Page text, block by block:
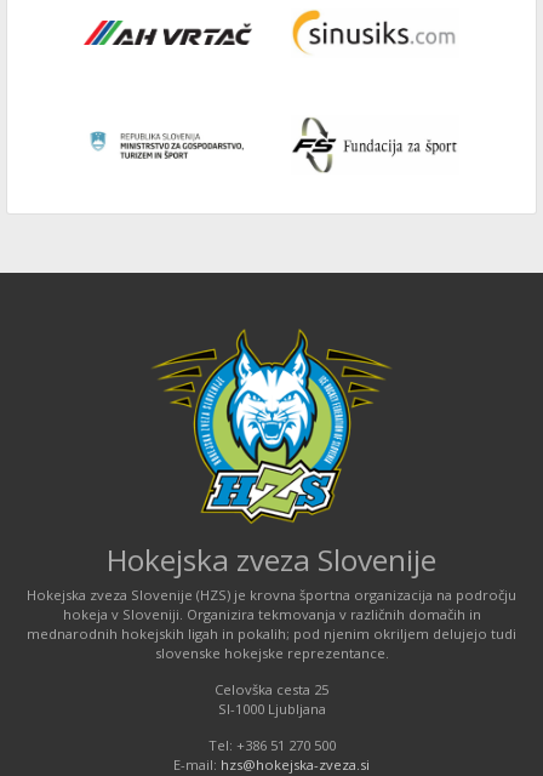
Hokejska zveza Slovenije
Hokejska zveza Slovenije (HZS) je krovna športna organizacija na področju
hokeja v Sloveniji. Organizira tekmovanja v različnih domačih in
mednarodnih hokejskih ligah in pokalih; pod njenim okriljem delujejo tudi
slovenske hokejske reprezentance.
Celovška cesta 25
SI-1000 Ljubljana
Tel: +386 51 270 500
E-mail: hzs@hokejska-zveza.si